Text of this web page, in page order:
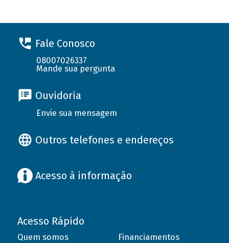
Fale Conosco
08007026337
Mande sua pergunta
Ouvidoria
Envie sua mensagem
Outros telefones e endereços
Acesso à informação
Acesso Rápido
Quem somos
Financiamentos